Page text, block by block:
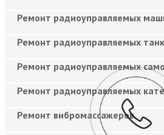
Ремонт радиоуправляемых
Ремонт радиоуправляемых
Ремонт радиоуправляемых
Ремонт радиоуправляемых
Ремонт вибромассажеров